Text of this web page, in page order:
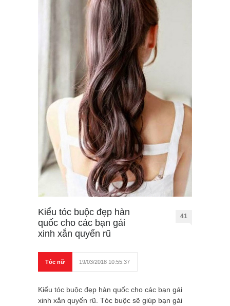
Kiểu tóc buộc đẹp hàn
quốc cho các bạn gái
xinh xắn quyến rũ
41
Tóc nữ 19/03/2018 10:55:37
Kiểu tóc buộc đẹp hàn quốc cho các bạn gái
xinh xắn quyến rũ. Tóc buộc sẽ giúp bạn gái